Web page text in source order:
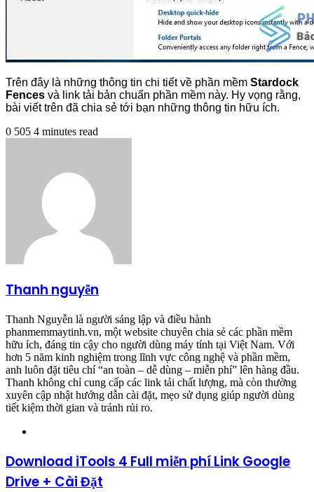
Trên đây là những thông tin chi tiết về phần mềm Stardock
Fences và link tải bản chuẩn phần mềm này. Hy vọng rằng,
bài viết trên đã chia sẻ tới bạn những thông tin hữu ích.
0 505 4 minutes read
Thanh nguyễn
Thanh Nguyễn là người sáng lập và điều hành
phanmemmaytinh.vn, một website chuyên chia sẻ các phần mềm
hữu ích, đáng tin cậy cho người dùng máy tính tại Việt Nam. Với
hơn 5 năm kinh nghiệm trong lĩnh vực công nghệ và phần mềm,
anh luôn đặt tiêu chí “an toàn – dễ dùng – miễn phí” lên hàng đầu.
Thanh không chỉ cung cấp các link tải chất lượng, mà còn thường
xuyên cập nhật hướng dẫn cài đặt, mẹo sử dụng giúp người dùng
tiết kiệm thời gian và tránh rủi ro.
Download iTools 4 Full miễn phí Link Google
Drive + Cài Đặt